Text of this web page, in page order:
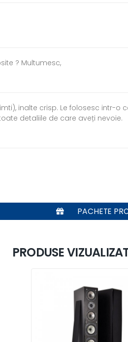
? Multumesc,
inalte crisp. Le folosesc intr-
detaliile de care aveți nevoie.
PACHETE
PRODUSE